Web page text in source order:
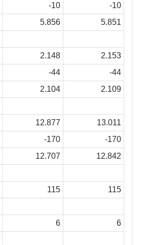
-10
-10
5.856
5.851
2.148
2.153
-44
-44
2.104
2.109
12.877
13.011
-170
-170
12.707
12.842
115
115
6
6